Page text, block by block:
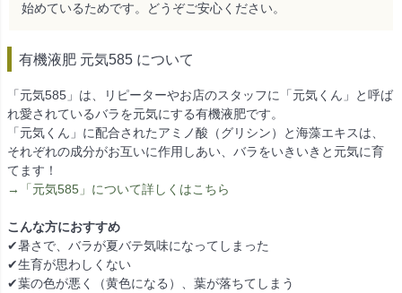
始めているためです。どうぞご安心ください。
有機液肥 元気585 について
「元気585」は、リピーターやお店のスタッフに「元気くん」と呼ば
れ愛されているバラを元気にする有機液肥です。
「元気くん」に配合されたアミノ酸（グリシン）と海藻エキスは、
それぞれの成分がお互いに作用しあい、バラをいきいきと元気に育
てます！
→「元気585」について詳しくはこちら
こんな方におすすめ
✔暑さで、バラが夏バテ気味になってしまった
✔生育が思わしくない
✔葉の色が悪く（黄色になる）、葉が落ちてしまう